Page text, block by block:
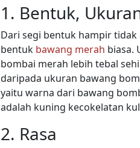
1. Bentuk,
Dari segi bentuk hampir
bentuk bawang merah biasa.
bombai merah lebih tebal
daripada ukuran bawang
yaitu warna dari bawang
adalah kuning kecokelatan
2. Rasa